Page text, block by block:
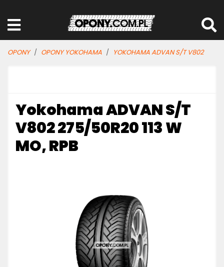
OPONY OPONY YOKOHAMA YOKOHAMA ADVAN S/T V802
Yokohama ADVAN S/T
V802 275/50R20 113 W
MO, RPB